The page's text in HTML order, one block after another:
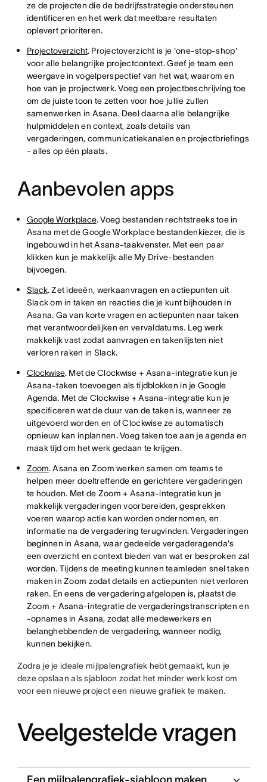
ze de projecten die de bedrijfsstrategie ondersteunen
identificeren en het werk dat meetbare resultaten
oplevert prioriteren.
Projectoverzicht. Projectoverzicht is je 'one-stop-shop'
voor alle belangrijke projectcontext. Geef je team een
weergave in vogelperspectief van het wat, waarom en
hoe van je projectwerk. Voeg een projectbeschrijving toe
om de juiste toon te zetten voor hoe jullie zullen
samenwerken in Asana. Deel daarna alle belangrijke
hulpmiddelen en context, zoals details van
vergaderingen, communicatiekanalen en projectbriefings
- alles op één plaats.
Aanbevolen apps
Google Workplace. Voeg bestanden rechtstreeks toe in
Asana met de Google Workplace bestandenkiezer, die is
ingebouwd in het Asana-taakvenster. Met een paar
klikken kun je makkelijk alle My Drive-bestanden
bijvoegen.
Slack. Zet ideeën, werkaanvragen en actiepunten uit
Slack om in taken en reacties die je kunt bijhouden in
Asana. Ga van korte vragen en actiepunten naar taken
met verantwoordelijken en vervaldatums. Leg werk
makkelijk vast zodat aanvragen en takenlijsten niet
verloren raken in Slack.
Clockwise. Met de Clockwise + Asana-integratie kun je
Asana-taken toevoegen als tijdblokken in je Google
Agenda. Met de Clockwise + Asana-integratie kun je
specificeren wat de duur van de taken is, wanneer ze
uitgevoerd worden en of Clockwise ze automatisch
opnieuw kan inplannen. Voeg taken toe aan je agenda en
maak tijd om het werk gedaan te krijgen.
Zoom. Asana en Zoom werken samen om teams te
helpen meer doeltreffende en gerichtere vergaderingen
te houden. Met de Zoom + Asana-integratie kun je
makkelijk vergaderingen voorbereiden, gesprekken
voeren waarop actie kan worden ondernomen, en
informatie na de vergadering terugvinden. Vergaderingen
beginnen in Asana, waar gedeelde vergaderagenda's
een overzicht en context bieden van wat er besproken zal
worden. Tijdens de meeting kunnen teamleden snel taken
maken in Zoom zodat details en actiepunten niet verloren
raken. En eens de vergadering afgelopen is, plaatst de
Zoom + Asana-integratie de vergaderingstranscripten en
-opnames in Asana, zodat alle medewerkers en
belanghebbenden de vergadering, wanneer nodig,
kunnen bekijken.
Zodra je je ideale mijlpalengrafiek hebt gemaakt, kun je
deze opslaan als sjabloon zodat het minder werk kost om
voor een nieuwe project een nieuwe grafiek te maken.
Veelgestelde vragen
Een mijlpalengrafiek-sjabloon maken